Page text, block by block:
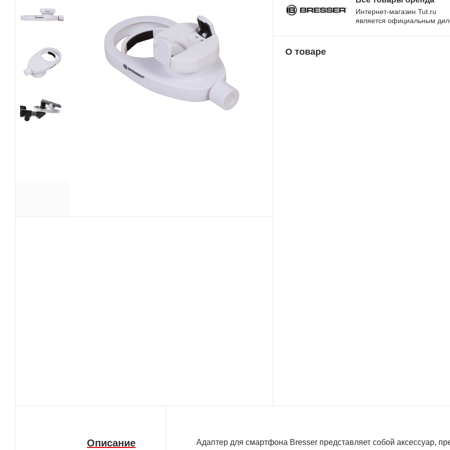
Интернет-магазин Tut.ru
является официальным
О товаре
Описание Адаптер для смартфона Bresser представляет собой аксессуар,